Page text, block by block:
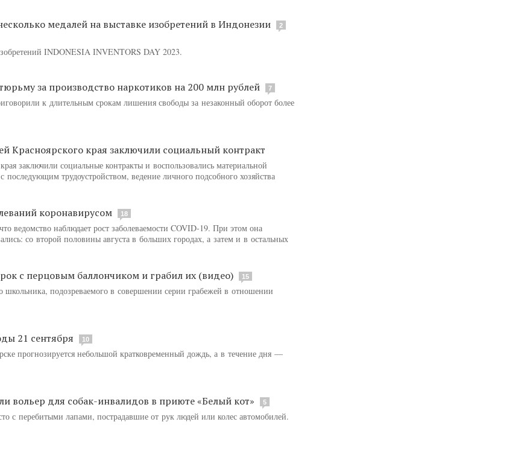
медалей на выставке изобретений в Индонезии 2
INDONESIA INVENTORS DAY 2023.
за производство наркотиков на 200 млн рублей 7
к длительным срокам лишения свободы за незаконный оборот более
Красноярского края заключили социальный контракт
заключили социальные контракты и воспользовались материальной
трудоустройством, ведение личного подсобного хозяйства
коронавирусом 18
ведомство наблюдает рост заболеваемости COVID-19. При этом она
со второй половины августа в больших городах, а затем и в остальных
с перцовым баллончиком и грабил их (видео) 15
школьника, подозреваемого в совершении серии грабежей в отношении
21 сентября 10
прогнозируется небольшой кратковременный дождь, а в течение дня —
вольер для собак-инвалидов в приюте «Белый кот» 5
с перебитыми лапами, пострадавшие от рук людей или колес автомобилей.